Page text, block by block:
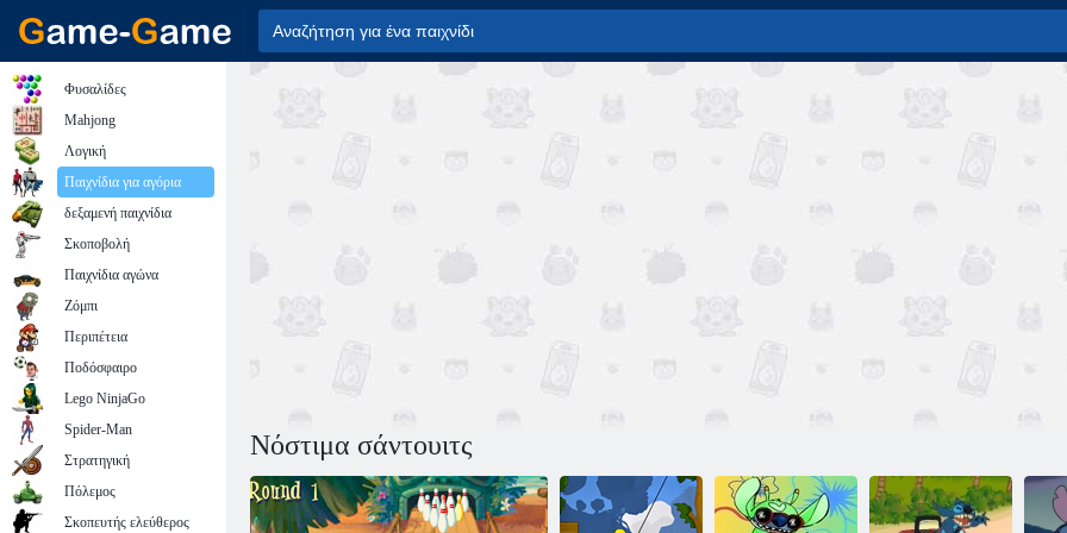
Νόστιμα σάντουιτς
Φυσαλίδες
Mahjong
Λογική
Παιχνίδια για αγόρια
δεξαμενή παιχνίδια
Σκοποβολή
Παιχνίδια αγώνα
Ζόμπι
Περιπέτεια
Ποδόσφαιρο
Lego NinjaGo
Spider-Man
Στρατηγική
Πόλεμος
Σκοπευτής ελεύθερος